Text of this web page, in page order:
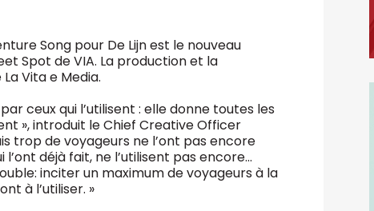
Song pour De Lijn est le nouveau
Spot de VIA. La production et la
Vita e Media.
ceux qui l’utilisent : elle donne toutes les
», introduit le Chief Creative Officer
trop de voyageurs ne l’ont pas encore
déjà fait, ne l’utilisent pas encore…
inciter un maximum de voyageurs à la
à l’utiliser. »